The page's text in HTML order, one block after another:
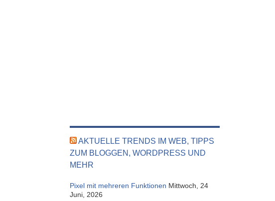
AKTUELLE TRENDS IM WEB, TIPPS
ZUM BLOGGEN, WORDPRESS UND
MEHR
Pixel mit mehreren Funktionen Mittwoch, 24
Juni, 2026